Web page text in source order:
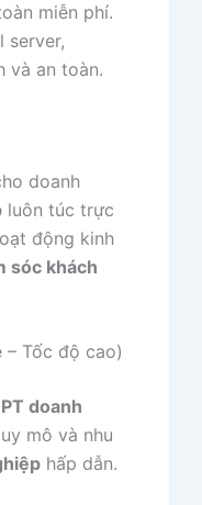
miễn phí.
server,
và an toàn.
doanh
luôn túc trực
động kinh
sóc khách
– Tốc độ cao)
doanh
mô và nhu
hấp dẫn.